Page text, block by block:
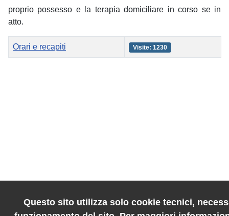
proprio possesso e la terapia domiciliare in corso se in
atto.
Titolo Visite
Orari e recapiti Visite: 1230
Questo sito utilizza solo cookie tecnici,